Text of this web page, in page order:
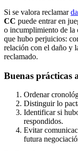
Si se valora reclamar
CC puede entrar en
o incumplimiento de la
que hubo perjuicios:
relación con el daño y
reclamado.
Buenas prácticas
Ordenar
Distinguir lo
Identificar si
respondidos.
Evitar
futura